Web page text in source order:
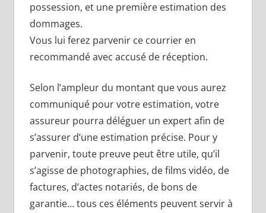
possession, et une première estimation des
dommages.
Vous lui ferez parvenir ce courrier en
recommandé avec accusé de réception.
Selon l’ampleur du montant que vous aurez
communiqué pour votre estimation, votre
assureur pourra déléguer un expert afin de
s’assurer d’une estimation précise. Pour y
parvenir, toute preuve peut être utile, qu’il
s’agisse de photographies, de films vidéo, de
factures, d’actes notariés, de bons de
garantie… tous ces éléments peuvent servir à